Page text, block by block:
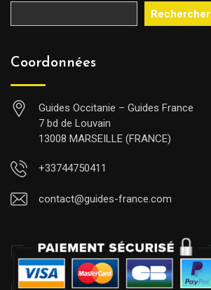
Rechercher
Coordonnées
Guides Occitanie – Guides France
7 bd de Louvain
13008 MARSEILLE (FRANCE)
+33744750411
contact@guides-france.com